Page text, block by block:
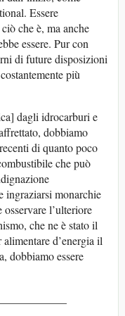
Essere
che è, ma anche
essere. Pur con
di future disposizioni
più
dagli idrocarburi e
dobbiamo
di quanto poco
che può
ingraziarsi monarchie
l’ulteriore
che ne è stato il
d’energia il
dobbiamo essere